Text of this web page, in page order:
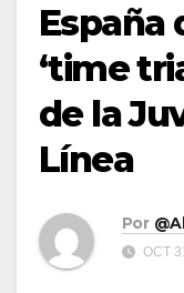
España
‘time
de la
Línea
Por
OCT